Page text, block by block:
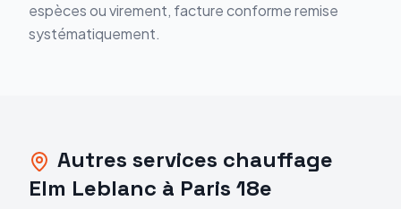
espèces ou virement, facture conforme remise
systématiquement.
Autres services chauffage
Elm Leblanc à Paris 18e